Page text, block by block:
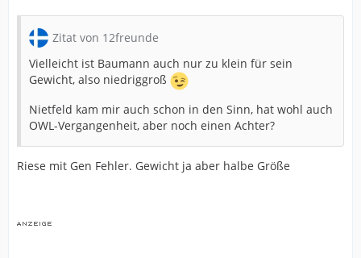
Zitat von 12freunde
Vielleicht ist Baumann auch nur zu klein für sein
Gewicht, also niedriggroß
Nietfeld kam mir auch schon in den Sinn, hat wohl auch
OWL-Vergangenheit, aber noch einen Achter?
Riese mit Gen Fehler. Gewicht ja aber halbe Größe